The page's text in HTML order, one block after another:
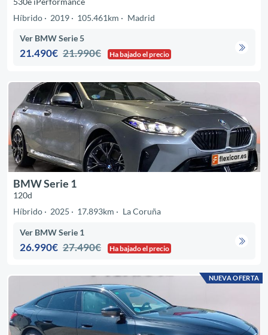
Híbrido
2019 105.461km Madrid
Ver BMW Serie 5
21.490€ 21.990€ Ha bajado el precio
BMW Serie 1
120d
Híbrido
2025 17.893km La Coruña
Ver BMW Serie 1
26.990€ 27.490€ Ha bajado el precio
NUEVA OFERTA